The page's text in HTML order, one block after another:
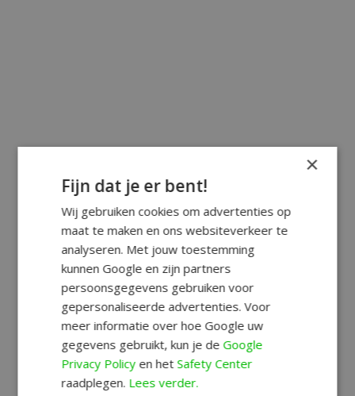
×
Fijn dat je er bent!
Wij gebruiken cookies om advertenties op
maat te maken en ons websiteverkeer te
analyseren. Met jouw toestemming
kunnen Google en zijn partners
persoonsgegevens gebruiken voor
gepersonaliseerde advertenties. Voor
meer informatie over hoe Google uw
gegevens gebruikt, kun je deGoogle
Privacy Policyen hetSafety Center
raadplegen. Lees verder.